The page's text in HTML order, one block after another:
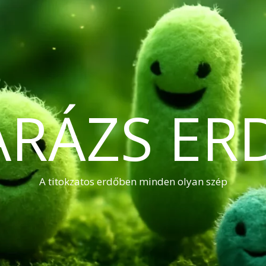
A titokzatos erdőben minden olyan szép